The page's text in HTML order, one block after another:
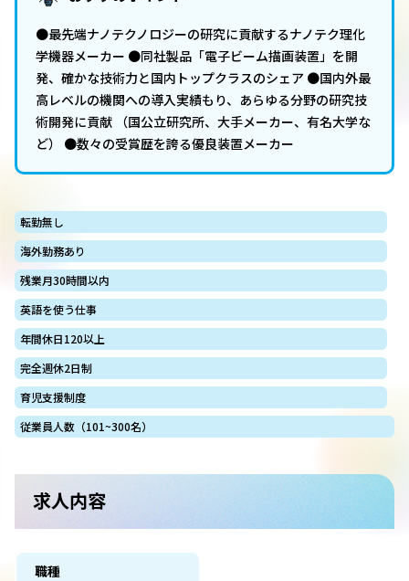
●最先端ナノテクノロジーの研究に貢献するナノテク理化
学機器メーカー ●同社製品「電子ビーム描画装置」を開
発、確かな技術力と国内トップクラスのシェア ●国内外最
高レベルの機関への導入実績もり、あらゆる分野の研究技
術開発に貢献 （国公立研究所、大手メーカー、有名大学な
ど） ●数々の受賞歴を誇る優良装置メーカー
転勤無し
海外勤務あり
残業月30時間以内
英語を使う仕事
年間休日120以上
完全週休2日制
育児支援制度
従業員人数（101~300名）
求人内容
職種